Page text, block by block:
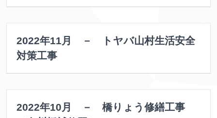
2022年11月 － トヤバ山村生活安全
対策工事
2022年10月 － 橋りょう修繕工事